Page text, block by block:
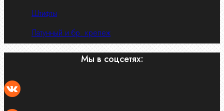
Штифты
Латунный и бр. крепеж
Мы в соцсетях: